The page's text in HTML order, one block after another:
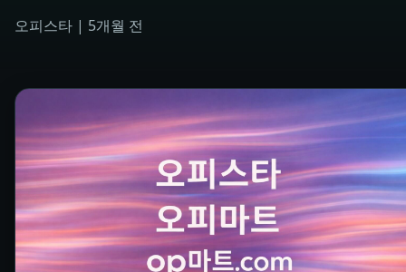
오피스타 | 5개월 전